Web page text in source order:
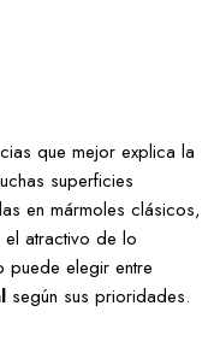
que mejor explica la
superficies
en mármoles clásicos,
el atractivo de lo
puede elegir entre
según sus prioridades.